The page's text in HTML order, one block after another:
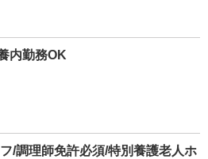
内勤務OK
/調理師免許必須/特別養護老人ホ